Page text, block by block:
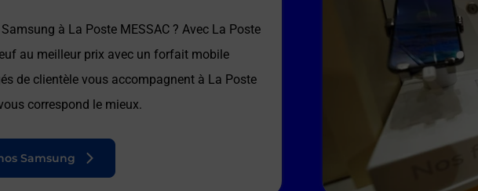
à La Poste MESSAC ? Avec La Poste
au meilleur prix avec un forfait mobile
de clientèle vous accompagnent à La Poste
correspond le mieux.
Samsung